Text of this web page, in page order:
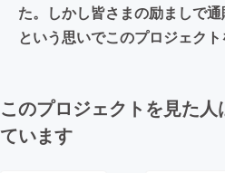
た。しかし皆さまの励ましで
という思いでこのプロジェクト
このプロジェクトを見た
ています